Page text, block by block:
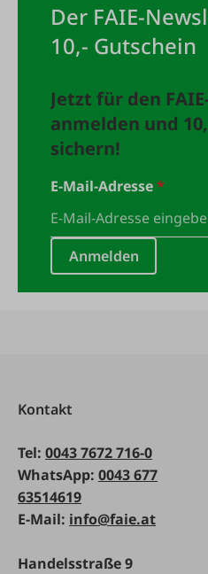
Der FAIE-
10,- Gutschein
Jetzt für den
anmelden und
sichern!
E-Mail-Adresse*
Anmelden
Kontakt
Tel: 0043 7672 716-0
WhatsApp: 0043 677
63514619
E-Mail: info@faie.at
Handelsstraße 9